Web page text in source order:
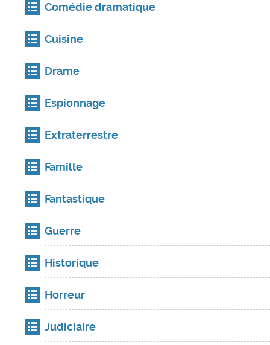
Comédie dramatique
Cuisine
Drame
Espionnage
Extraterrestre
Famille
Fantastique
Guerre
Historique
Horreur
Judiciaire